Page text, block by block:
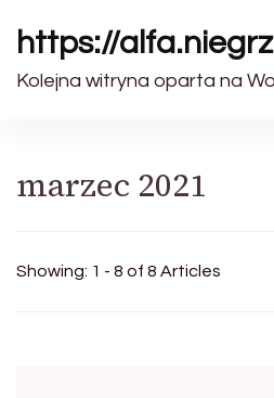
https://
Kolejna witryna oparta na
marzec 2021
Showing: 1 - 8 of 8 Articles